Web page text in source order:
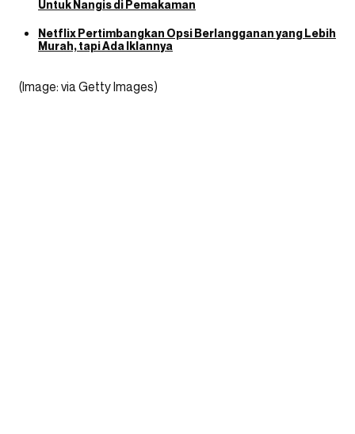
Untuk Nangis di Pemakaman
Netflix Pertimbangkan Opsi Berlangganan yang Lebih
Murah, tapi Ada Iklannya
(Image: via Getty Images)